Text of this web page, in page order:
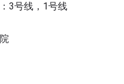
3号线，1号线